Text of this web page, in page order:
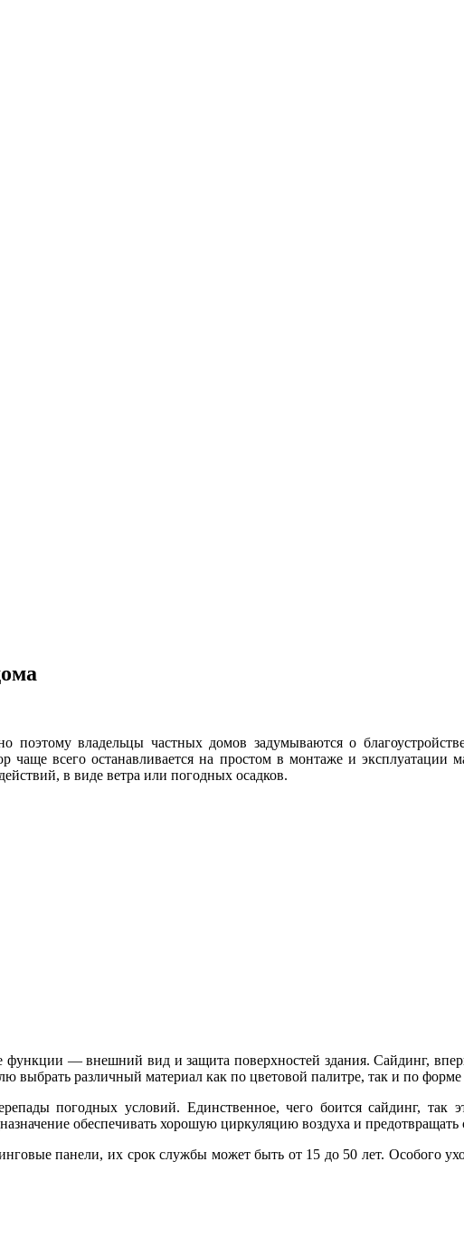
поэтому владельцы частных домов задумываются о
чаще всего останавливается на простом в монтаже и
в виде ветра или погодных осадков.
— внешний вид и защита поверхностей здания. Сайдинг,
выбрать различный материал как по цветовой палитре, так и по форме
погодных условий. Единственное, чего боится сайдинг, так
обеспечивать хорошую циркуляцию воздуха и предотвращать
панели, их срок службы может быть от 15 до 50 лет. Особого